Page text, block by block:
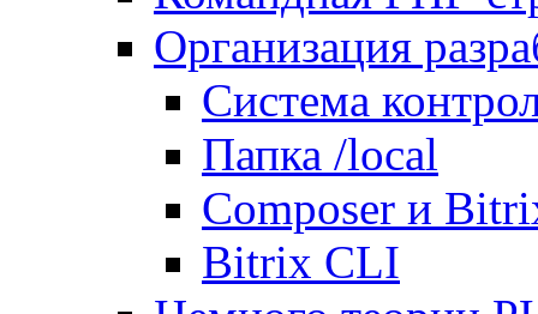
Организация
Система
Папка /local
Composer и
Bitrix CLI